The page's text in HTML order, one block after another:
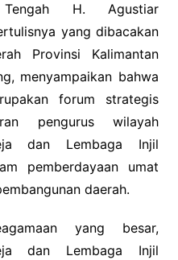
Tengah H. Agustiar
yang dibacakan
Provinsi Kalimantan
menyampaikan bahwa
forum strategis
pengurus wilayah
dan Lembaga Injil
pemberdayaan umat
daerah.
yang besar,
dan Lembaga Injil